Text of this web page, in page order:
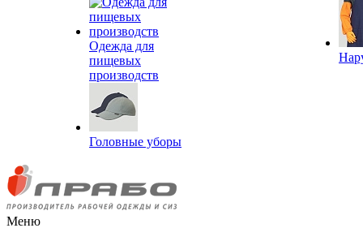
Одежда для
пищевых
производств
Головные уборы
Меню